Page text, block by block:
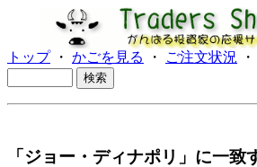
トップ・ かごを見る ・ ご注文状況 ・
「ジョー・ディナポリ」に一致